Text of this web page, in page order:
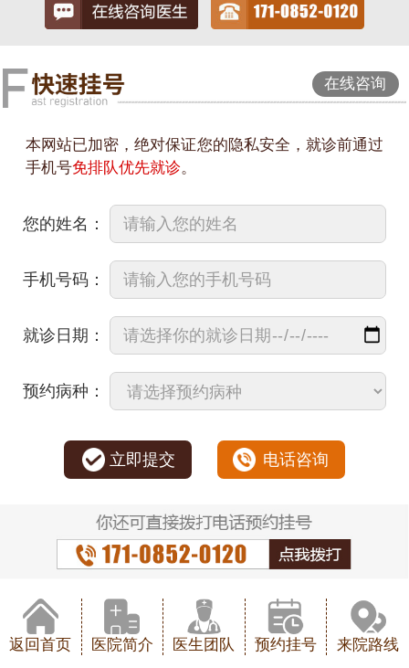
在线咨询
本网站已加密，绝对保证您的隐私安全，就诊前通过
手机号免排队优先就诊。
您的姓名：
手机号码：
就诊日期：
预约病种：
立即提交 电话咨询
返回首页 医院简介 医生团队 预约挂号 来院路线